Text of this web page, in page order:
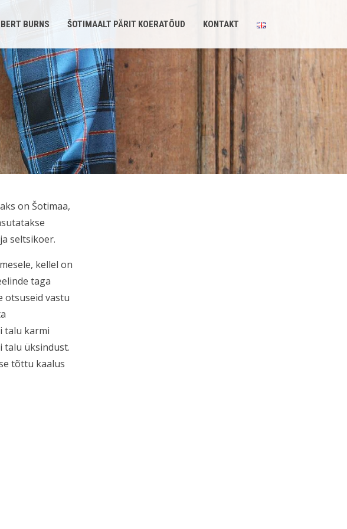
BURNS ŠOTIMAALT PÄRIT KOERATÕUD KONTAKT
on Šotimaa,
seltsikoer.
kellel on
taga
otsuseid vastu
talu karmi
talu üksindust.
tõttu kaalus